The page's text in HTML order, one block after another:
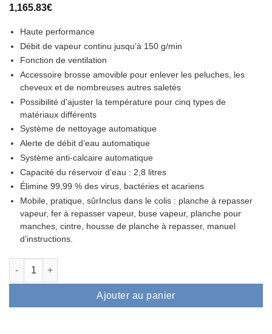
5 basé sur
client
1,165.83€
Haute performance
Débit de vapeur continu jusqu’à 150 g/min
Fonction de ventilation
Accessoire brosse amovible pour enlever les peluches, les
cheveux et de nombreuses autres saletés
Possibilité d’ajuster la température pour cinq types de
matériaux différents
Système de nettoyage automatique
Alerte de débit d’eau automatique
Système anti-calcaire automatique
Capacité du réservoir d’eau : 2,8 litres
Élimine 99,99 % des virus, bactéries et acariens
Mobile, pratique, sûrInclus dans le colis : planche à repasser
vapeur, fer à repasser vapeur, buse vapeur, planche pour
manches, cintre, housse de planche à repasser, manuel
d’instructions.
quantité de Air Essence LuminaSteam Elysium MAX Noir –
Ajouter au panier